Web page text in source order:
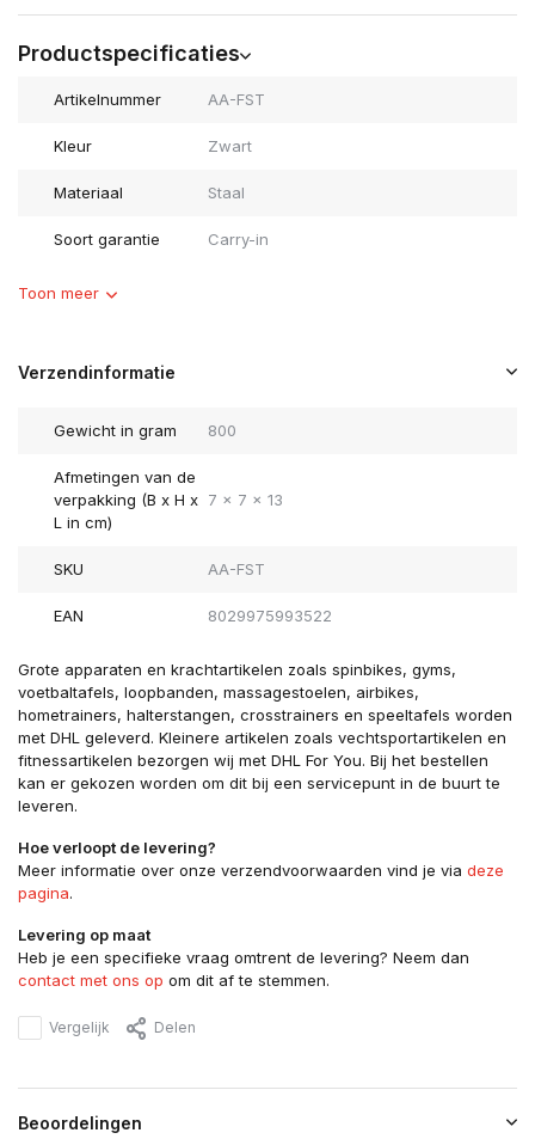
Productspecificaties
Artikelnummer AA-FST
Kleur Zwart
Materiaal Staal
Soort garantie Carry-in
Toon meer
Verzendinformatie
Gewicht in gram 800
Afmetingen van de
verpakking (B x H x
L in cm)
7 x 7 x 13
SKU AA-FST
EAN 8029975993522
Grote apparaten en krachtartikelen zoals spinbikes, gyms,
voetbaltafels, loopbanden, massagestoelen, airbikes,
hometrainers, halterstangen, crosstrainers en speeltafels worden
met DHL geleverd. Kleinere artikelen zoals vechtsportartikelen en
fitnessartikelen bezorgen wij met DHL For You. Bij het bestellen
kan er gekozen worden om dit bij een servicepunt in de buurt te
leveren.
Hoe verloopt de levering?
Meer informatie over onze verzendvoorwaarden vind je via deze
pagina.
Levering op maat
Heb je een specifieke vraag omtrent de levering? Neem dan
contact met ons op om dit af te stemmen.
Vergelijk Delen
Beoordelingen